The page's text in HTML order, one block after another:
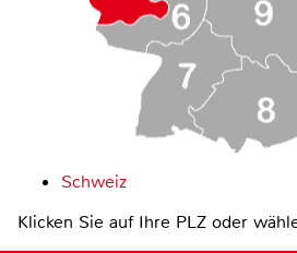
Schweiz
Klicken Sie auf Ihre PLZ oder